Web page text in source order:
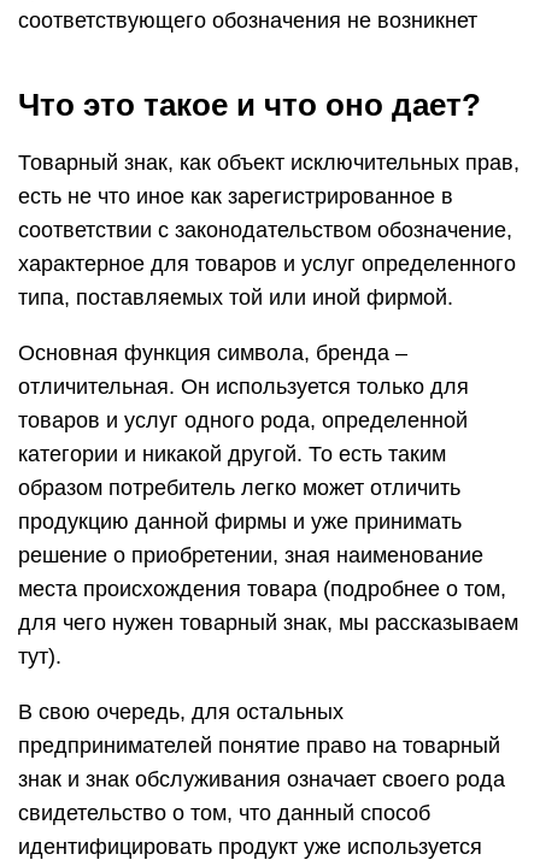
соответствующего обозначения не возникнет
Что это такое и что оно дает?
Товарный знак, как объект исключительных прав,
есть не что иное как зарегистрированное в
соответствии с законодательством обозначение,
характерное для товаров и услуг определенного
типа, поставляемых той или иной фирмой.
Основная функция символа, бренда –
отличительная. Он используется только для
товаров и услуг одного рода, определенной
категории и никакой другой. То есть таким
образом потребитель легко может отличить
продукцию данной фирмы и уже принимать
решение о приобретении, зная наименование
места происхождения товара (подробнее о том,
для чего нужен товарный знак, мы рассказываем
тут).
В свою очередь, для остальных
предпринимателей понятие право на товарный
знак и знак обслуживания означает своего рода
свидетельство о том, что данный способ
идентифицировать продукт уже используется